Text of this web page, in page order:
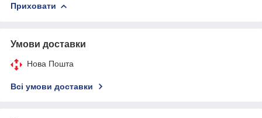
Приховати
Умови доставки
Нова Пошта
Всі умови доставки